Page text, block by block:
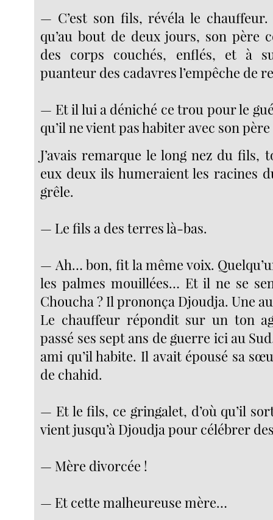
— C’est son fils, révéla le
qu’au bout de deux jours, son père
des corps couchés, enflés, et à
puanteur des cadavres l’empêche de
— Et il lui a déniché ce trou pour le
qu’il ne vient pas habiter avec son père
J’avais remarque le long nez du fils,
eux deux ils humeraient les racines
grêle.
— Le fils a des terres là-bas.
— Ah… bon, fit la même voix.
les palmes mouillées… Et il ne se
Choucha ? Il prononça Djoudja. Une
Le chauffeur répondit sur un ton
passé ses sept ans de guerre ici au
ami qu’il habite. Il avait épousé sa
de chahid.
— Et le fils, ce gringalet, d’où qu’il
vient jusqu’à Djoudja pour célébrer
— Mère divorcée !
— Et cette malheureuse mère…